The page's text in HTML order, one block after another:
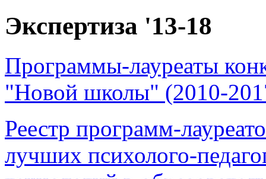
Экспертиза '13-18
Программы-лауреаты
"Новой школы" (2010-
Реестр программ-
лучших психолого-